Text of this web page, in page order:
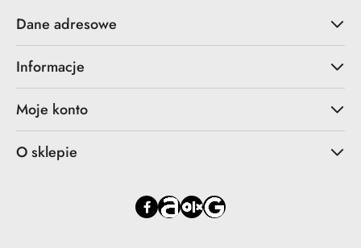
Dane adresowe
Informacje
Moje konto
O sklepie